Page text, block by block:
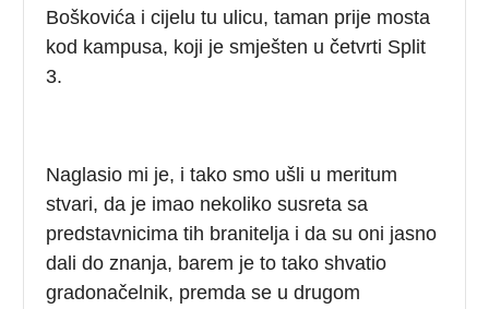
Boškovića i cijelu tu ulicu, taman prije mosta
kod kampusa, koji je smješten u četvrti Split
3.
Naglasio mi je, i tako smo ušli u meritum
stvari, da je imao nekoliko susreta sa
predstavnicima tih branitelja i da su oni jasno
dali do znanja, barem je to tako shvatio
gradonačelnik, premda se u drugom